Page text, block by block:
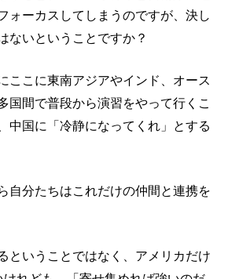
ォーカスしてしまうのですが、決し
ないということですか？
ここに東南アジアやインド、オース
国間で普段から演習をやって行くこ
中国に「冷静になってくれ」とする
自分たちはこれだけの仲間と連携を
ということではなく、アメリカだけ